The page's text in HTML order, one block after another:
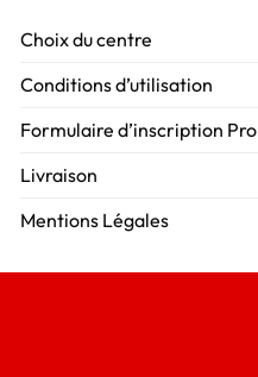
Choix du centre
Conditions d’utilisation
Formulaire d’inscription Pro
Livraison
Mentions Légales